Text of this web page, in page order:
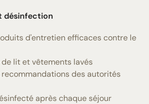
désinfection
d'entretien efficaces contre le
lit et vêtements lavés
des autorités
après chaque séjour